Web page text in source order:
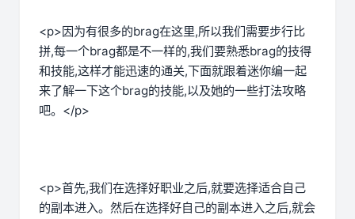
<p>因为有很多的brag在这里,所以我们需要步行比
拼,每一个brag都是不一样的,我们要熟悉brag的技得
和技能,这样才能迅速的通关,下面就跟着迷你编一起
来了解一下这个brag的技能,以及她的一些打法攻略
吧。</p>
<p>首先,我们在选择好职业之后,就要选择适合自己
的副本进入。然后在选择好自己的副本进入之后,就会